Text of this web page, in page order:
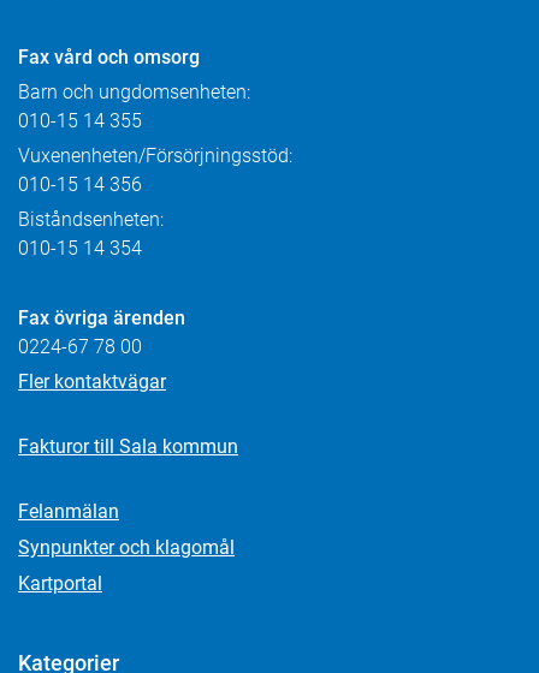
Fax vård och omsorg
Barn och ungdomsenheten:
010-15 14 355
Vuxenenheten/Försörjningsstöd:
010-15 14 356
Biståndsenheten:
010-15 14 354
Fax övriga ärenden
0224-67 78 00
Fler kontaktvägar
Fakturor till Sala kommun
Felanmälan
Synpunkter och klagomål
Kartportal
Kategorier